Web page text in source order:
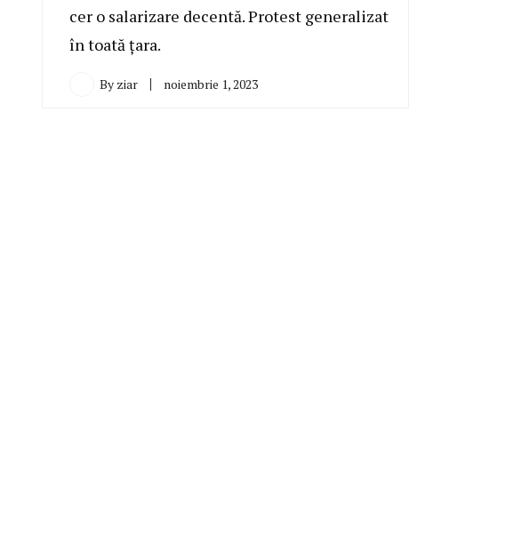
cer o salarizare decentă. Protest generalizat
în toată țara.
By ziar noiembrie 1, 2023